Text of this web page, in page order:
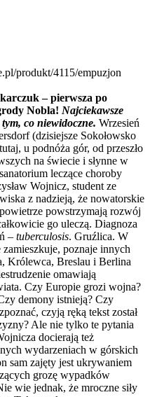
produkt/4115/empuzjon
– pierwsza po
Nobla! Najciekawsze
co niewidoczne. Wrzesień
(dzisiejsze Sokołowsko
u podnóża gór, od przeszło
na świecie i słynne w
leczące choroby
Wojnicz, student ze
z nadzieją, że nowatorskie
powstrzymają rozwój
go uleczą. Diagnoza
– tuberculosis. Gruźlica. W
poznaje innych
Królewca, Breslau i Berlina
omawiają
Czy Europie grozi wojna?
demony istnieją? Czy
czyją ręką tekst został
Ale nie tylko te pytania
docierają też
wydarzeniach w górskich
sam zajęty jest ukrywaniem
grozę wypadków
wie jednak, że mroczne siły